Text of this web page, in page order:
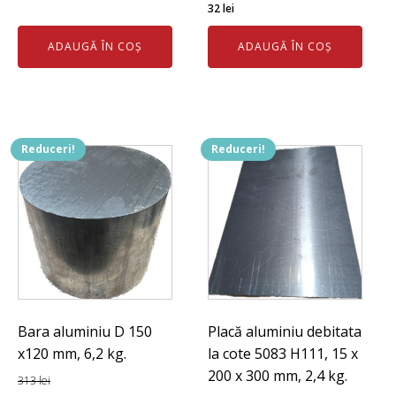
a
fost:
187 lei.
este:
167 lei.
ADAUGĂ ÎN COȘ
Prețul
inițial
fost:
32leiPrețul
curent
este:
32 lei.
ADAUGĂ ÎN COȘ
Reduceri!
Bara aluminiu D 150
x120 mm, 6,2 kg.
313lei
Reduceri!
Placă aluminiu debitata
la cote 5083 H111, 15 x
200 x 300 mm, 2,4 kg.